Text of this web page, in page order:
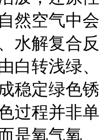
然空气中会
水解复合反
白转浅绿、
稳定绿色锈
过程并非单
是氧气氧